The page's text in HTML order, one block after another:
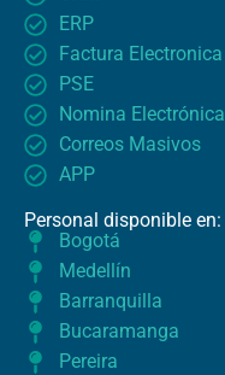
ERP
Factura Electronica
PSE
Nomina Electrónica
Correos Masivos
APP
Personal disponible en:
Bogotá
Medellín
Barranquilla
Bucaramanga
Pereira